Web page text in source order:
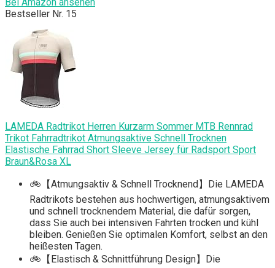
Bestseller Nr. 15
LAMEDA Radtrikot Herren Kurzarm Sommer MTB Rennrad
Trikot Fahrradtrikot Atmungsaktive Schnell Trocknen
Elastische Fahrrad Short Sleeve Jersey für Radsport Sport
Braun&Rosa XL
🚲【Atmungsaktiv & Schnell Trocknend】Die LAMEDA
Radtrikots bestehen aus hochwertigen, atmungsaktivem
und schnell trocknendem Material, die dafür sorgen,
dass Sie auch bei intensiven Fahrten trocken und kühl
bleiben. Genießen Sie optimalen Komfort, selbst an den
heißesten Tagen.
🚲【Elastisch & Schnittführung Design】Die